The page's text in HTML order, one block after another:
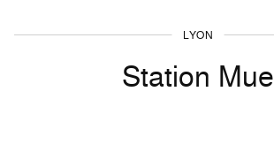
LYON
Station Mue